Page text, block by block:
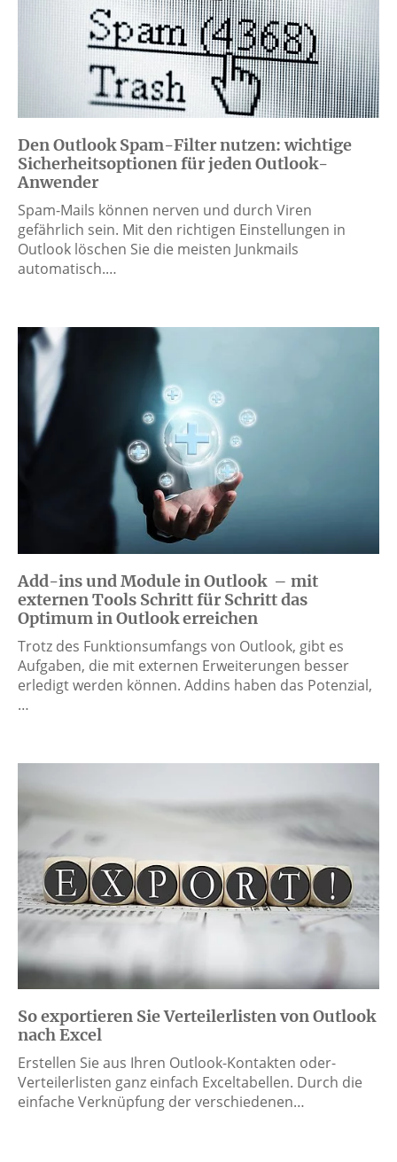
Den Outlook Spam-Filter nutzen: wichtige
Sicherheitsoptionen für jeden Outlook-
Anwender
Spam-Mails können nerven und durch Viren
gefährlich sein. Mit den richtigen Einstellungen in
Outlook löschen Sie die meisten Junkmails
automatisch.…
Add-ins und Module in Outlook – mit
externen Tools Schritt für Schritt das
Optimum in Outlook erreichen
Trotz des Funktionsumfangs von Outlook, gibt es
Aufgaben, die mit externen Erweiterungen besser
erledigt werden können. Addins haben das Potenzial,
…
So exportieren Sie Verteilerlisten von Outlook
nach Excel
Erstellen Sie aus Ihren Outlook-Kontakten oder-
Verteilerlisten ganz einfach Exceltabellen. Durch die
einfache Verknüpfung der verschiedenen…